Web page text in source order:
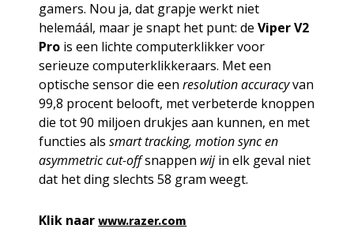
gamers. Nou ja, dat grapje werkt niet
helemáál, maar je snapt het punt: deViper V2
Pro is een lichte computerklikker voor
serieuze computerklikkeraars. Met een
optische sensor die eenresolution accuracyvan
99,8 procent belooft, met verbeterde knoppen
die tot 90 miljoen drukjes aan kunnen, en met
functies alssmart tracking, motion sync en
asymmetric cut-offsnappen wijin elk geval niet
dat het ding slechts 58 gram weegt.
Klik naarwww.razer.com